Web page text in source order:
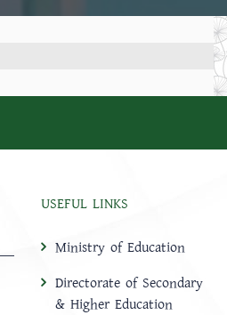
USEFUL LINKS
Ministry of Education
Directorate of Secondary
& Higher Education